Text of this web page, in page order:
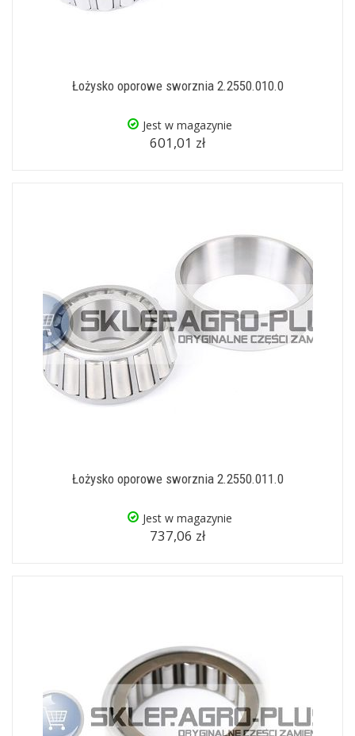
Łożysko oporowe sworznia 2.2550.010.0
Jest w magazynie
601,01 zł
Łożysko oporowe sworznia 2.2550.011.0
Jest w magazynie
737,06 zł